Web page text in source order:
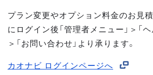
プラン変更やオプション料金のお見
にログイン後「管理者メニュー」＞「ヘ
＞「お問い合わせ」より承ります。
カオナビ ログインページへ